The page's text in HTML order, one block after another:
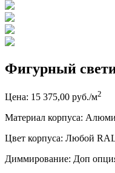
Фигурный
Цена: 15 375,00 руб./м2
Материал корпуса:
Цвет корпуса: Любой
Диммирование: Доп